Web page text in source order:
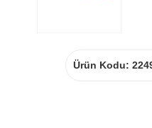
Ürün Kodu: